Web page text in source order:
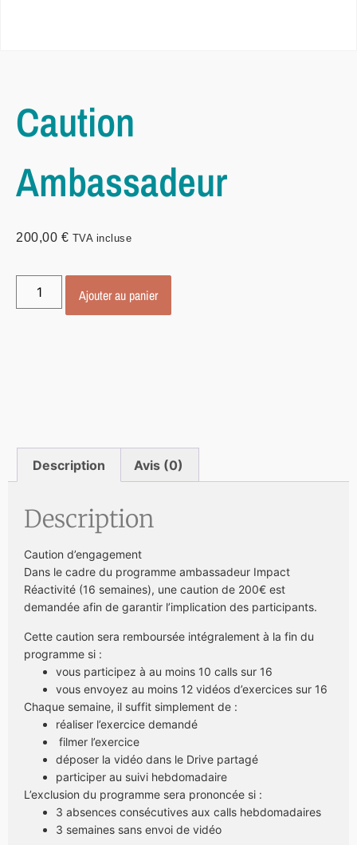
Caution
Ambassadeur
200,00 € TVA incluse
Ajouter au panier
Description Avis (0)
Description
Caution d’engagement
Dans le cadre du programme ambassadeur Impact
Réactivité (16 semaines), une caution de 200€ est
demandée afin de garantir l’implication des participants.
Cette caution sera remboursée intégralement à la fin du
programme si :
vous participez à au moins 10 calls sur 16
vous envoyez au moins 12 vidéos d’exercices sur 16
Chaque semaine, il suffit simplement de :
réaliser l’exercice demandé
filmer l’exercice
déposer la vidéo dans le Drive partagé
participer au suivi hebdomadaire
L’exclusion du programme sera prononcée si :
3 absences consécutives aux calls hebdomadaires
3 semaines sans envoi de vidéo